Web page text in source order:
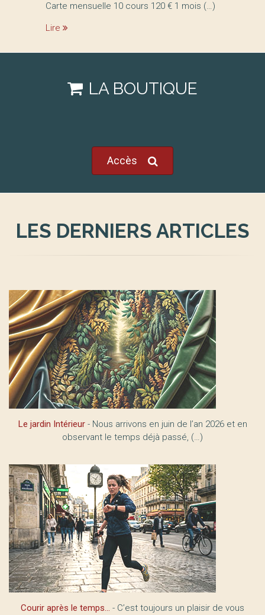
Carte mensuelle 10 cours 120 € 1 mois (…)
Lire
LA BOUTIQUE
Accès
LES DERNIERS ARTICLES
Le jardin Intérieur- Nous arrivons en juin de l’an 2026 et en
observant le temps déjà passé, (…)
Courir après le temps... - C’est toujours un plaisir de vous